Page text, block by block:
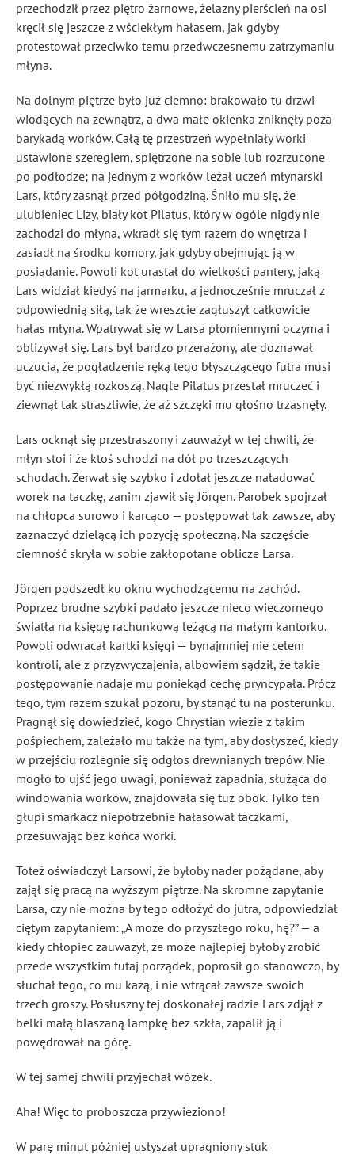
przechodził przez piętro żarnowe, żelazny pierścień na osi
kręcił się jeszcze z wściekłym hałasem, jak gdyby
protestował przeciwko temu przedwczesnemu zatrzymaniu
młyna.
Na dolnym piętrze było już ciemno: brakowało tu drzwi
wiodących na zewnątrz, a dwa małe okienka zniknęły poza
barykadą worków. Całą tę przestrzeń wypełniały worki
ustawione szeregiem, spiętrzone na sobie lub rozrzucone
po podłodze; na jednym z worków leżał uczeń młynarski
Lars, który zasnął przed półgodziną. Śniło mu się, że
ulubieniec Lizy, biały kot Pilatus, który w ogóle nigdy nie
zachodzi do młyna, wkradł się tym razem do wnętrza i
zasiadł na środku komory, jak gdyby obejmując ją w
posiadanie. Powoli kot urastał do wielkości pantery, jaką
Lars widział kiedyś na jarmarku, a jednocześnie mruczał z
odpowiednią siłą, tak że wreszcie zagłuszył całkowicie
hałas młyna. Wpatrywał się w Larsa płomiennymi oczyma i
oblizywał się. Lars był bardzo przerażony, ale doznawał
uczucia, że pogładzenie ręką tego błyszczącego futra musi
być niezwykłą rozkoszą. Nagle Pilatus przestał mruczeć i
ziewnął tak straszliwie, że aż szczęki mu głośno trzasnęły.
Lars ocknął się przestraszony i zauważył w tej chwili, że
młyn stoi i że ktoś schodzi na dół po trzeszczących
schodach. Zerwał się szybko i zdołał jeszcze naładować
worek na taczkę, zanim zjawił się Jörgen. Parobek spojrzał
na chłopca surowo i karcąco — postępował tak zawsze, aby
zaznaczyć dzielącą ich pozycję społeczną. Na szczęście
ciemność skryła w sobie zakłopotane oblicze Larsa.
Jörgen podszedł ku oknu wychodzącemu na zachód.
Poprzez brudne szybki padało jeszcze nieco wieczornego
światła na księgę rachunkową leżącą na małym kantorku.
Powoli odwracał kartki księgi — bynajmniej nie celem
kontroli, ale z przyzwyczajenia, albowiem sądził, że takie
postępowanie nadaje mu poniekąd cechę pryncypała. Prócz
tego, tym razem szukał pozoru, by stanąć tu na posterunku.
Pragnął się dowiedzieć, kogo Chrystian wiezie z takim
pośpiechem, zależało mu także na tym, aby dosłyszeć, kiedy
w przejściu rozlegnie się odgłos drewnianych trepów. Nie
mogło to ujść jego uwagi, ponieważ zapadnia, służąca do
windowania worków, znajdowała się tuż obok. Tylko ten
głupi smarkacz niepotrzebnie hałasował taczkami,
przesuwając bez końca worki.
Toteż oświadczył Larsowi, że byłoby nader pożądane, aby
zajął się pracą na wyższym piętrze. Na skromne zapytanie
Larsa, czy nie można by tego odłożyć do jutra, odpowiedział
ciętym zapytaniem: „A może do przyszłego roku, hę?” — a
kiedy chłopiec zauważył, że może najlepiej byłoby zrobić
przede wszystkim tutaj porządek, poprosił go stanowczo, by
słuchał tego, co mu każą, i nie wtrącał zawsze swoich
trzech groszy. Posłuszny tej doskonałej radzie Lars zdjął z
belki małą blaszaną lampkę bez szkła, zapalił ją i
powędrował na górę.
W tej samej chwili przyjechał wózek.
Aha! Więc to proboszcza przywieziono!
W parę minut później usłyszał upragniony stuk